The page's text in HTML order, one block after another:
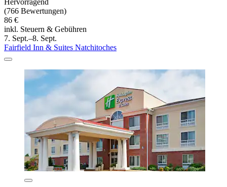
Hervorragend
(766 Bewertungen)
86 €
inkl. Steuern & Gebühren
7. Sept.–8. Sept.
Fairfield Inn & Suites Natchitoches